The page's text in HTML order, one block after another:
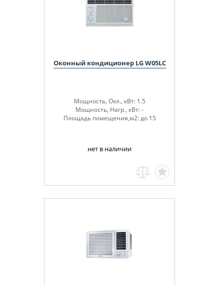
Оконный кондиционер LG W05LC
Мощность, Охл., кВт: 1.5
Мощность, Нагр., кВт: -
Площадь помещения,м2: до 15
нет в наличии